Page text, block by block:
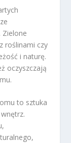
Zielone
roślinami czy
i naturę.
oczyszczają
to sztuka